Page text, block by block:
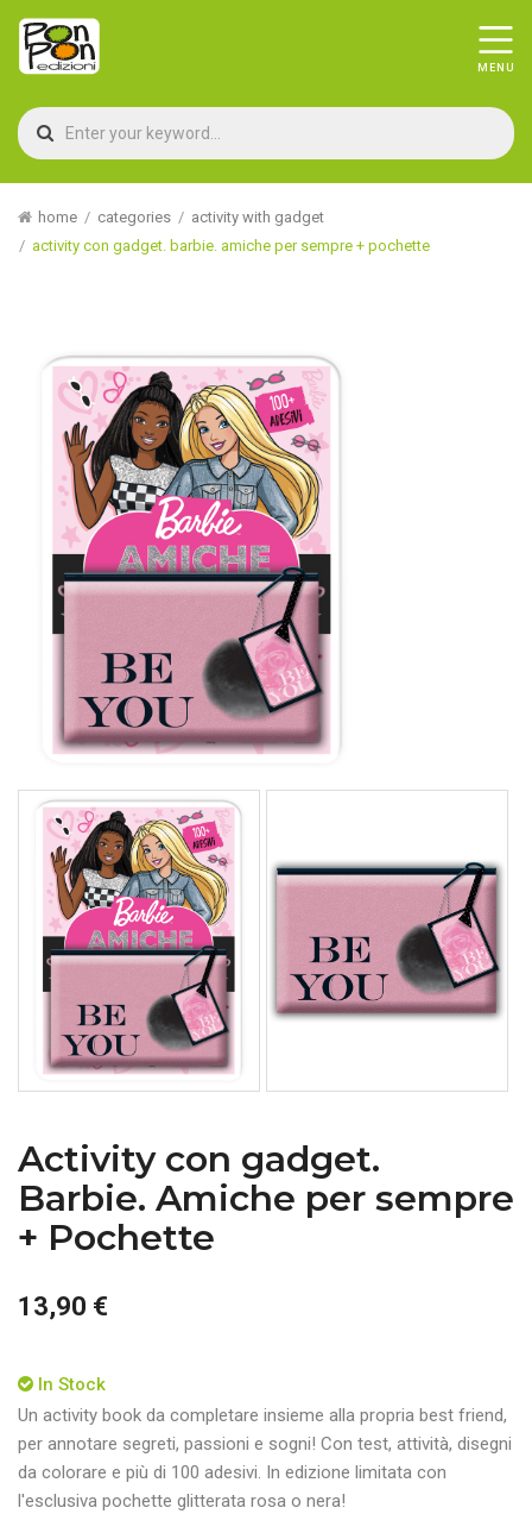
home categories
activity with gadget
activity con gadget. barbie. amiche per sempre + pochette
Activity con gadget.
Barbie. Amiche per sempre
+ Pochette
13,90 €
In Stock
Un activity book da completare insieme alla propria best friend,
per annotare segreti, passioni e sogni! Con test, attività, disegni
da colorare e più di 100 adesivi. In edizione limitata con
l'esclusiva pochette glitterata rosa o nera!